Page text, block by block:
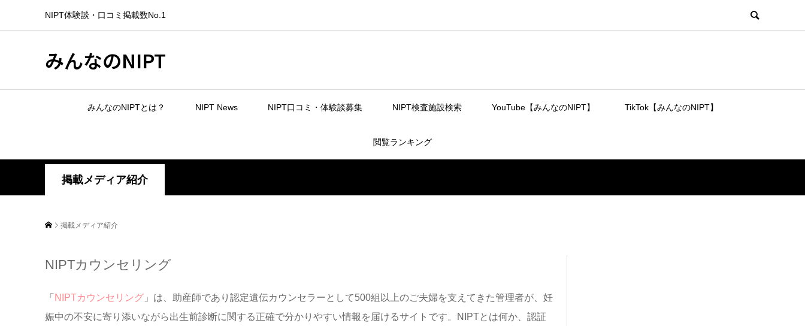
NIPT体験談・口コミ掲載数No.1
みんなのNIPT
みんなのNIPTとは？ NIPT News NIPT口コミ・体験談募集 NIPT検査施設検索 YouTube【みんなのNIPT】 TikTok【みんなのNIPT】
閲覧ランキング
掲載メディア紹介
掲載メディア紹介
NIPTカウンセリング
「 NIPTカウンセリング」は、助産師であり認定遺伝カウンセラーとして500組以上のご夫婦を支えてきた管理者が、妊
娠中の不安に寄り添いながら出生前診断に関する正確で分かりやすい情報を届けるサイトです。NIPTとは何か、認証